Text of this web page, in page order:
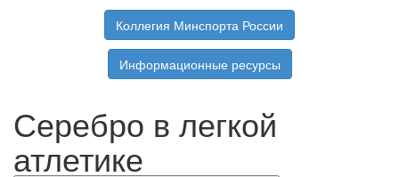
Коллегия Минспорта России
Информационные ресурсы
Серебро в легкой
атлетике